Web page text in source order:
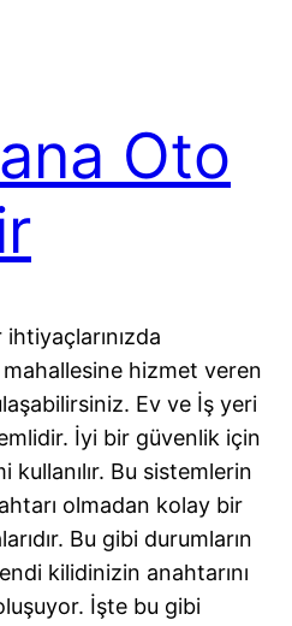
Oto
mahallesine hizmet veren
Ev ve İş yeri
İyi bir güvenlik için
Bu sistemlerin
olmadan kolay bir
Bu gibi durumların
kilidinizin anahtarını
İşte bu gibi